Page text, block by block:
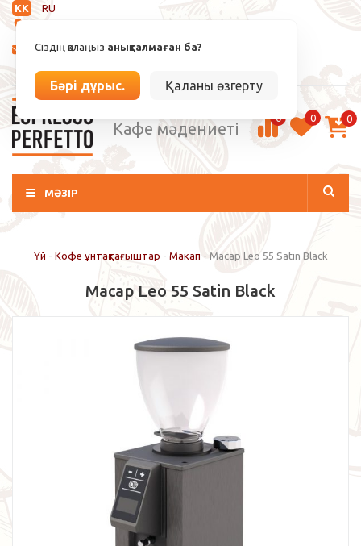
KK
RU
Сіздің қалаңыз анықталмаған ба?
Бәрі дұрыс. Қаланы өзгерту
info@espressoperfetto.kz
Кафе мәдениеті
0 0 0
МӘЗІР
Үй - Кофе ұнтақтағыштар - Макап - Macap Leo 55 Satin Black
Macap Leo 55 Satin Black